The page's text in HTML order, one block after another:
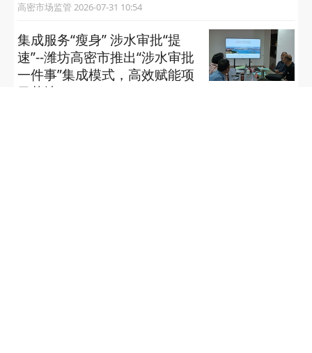
高密市场监管 2026-07-31 10:54
集成服务“瘦身” 涉水审批“提
速”--潍坊高密市推出“涉水审批
一件事”集成模式，高效赋能项
目落地